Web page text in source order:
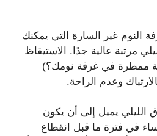
النوم غير السارة التي يمكنك
مرتبة عالية جدًا. الاستيقاظ
ممطرة في غرفة نومك؟)
وعدم الراحة.
الليلي يميل إلى أن يكون
في فترة ما قبل انقطاع